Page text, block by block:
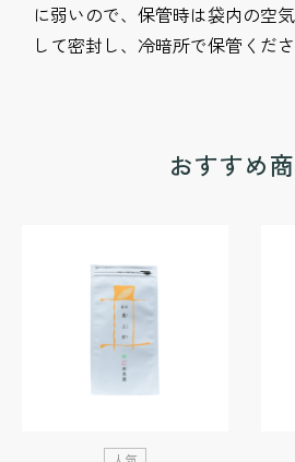
に弱いので、保管時は袋内の空
おすすめ